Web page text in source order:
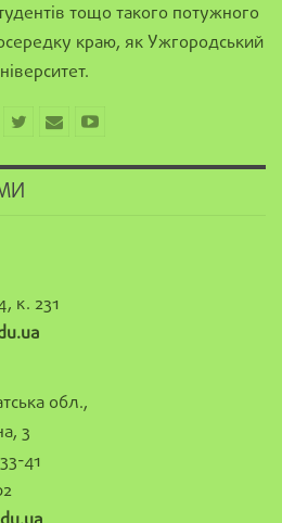
тощо такого потужного
краю, як Ужгородський
к. 231
обл.,
3
41